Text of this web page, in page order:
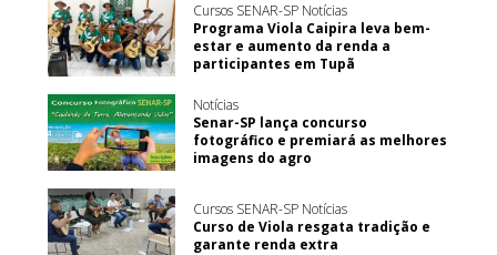
Cursos SENAR-SP Notícias
Programa Viola Caipira leva bem-
estar e aumento da renda a
participantes em Tupã
Notícias
Senar-SP lança concurso
fotográfico e premiará as melhores
imagens do agro
Cursos SENAR-SP Notícias
Curso de Viola resgata tradição e
garante renda extra